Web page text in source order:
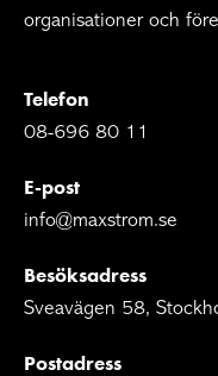
organisationer och
Telefon
08-696 80 11
E-post
info@maxstrom.se
Besöksadress
Sveavägen 58,
Postadress